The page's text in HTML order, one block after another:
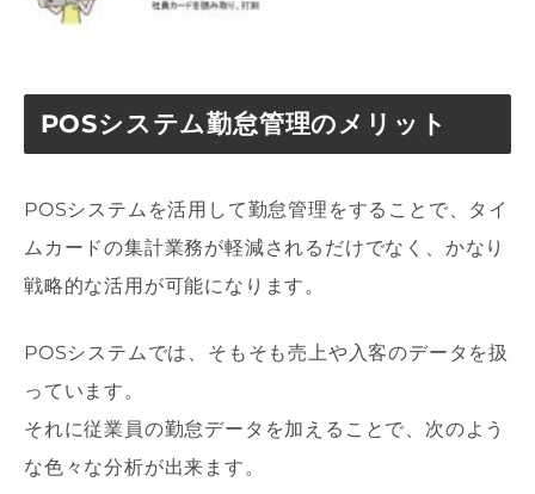
POSシステム勤怠管理のメリット
POSシステムを活用して勤怠管理をすることで、タイ
ムカードの集計業務が軽減されるだけでなく、かなり
戦略的な活用が可能になります。
POSシステムでは、そもそも売上や入客のデータを扱
っています。
それに従業員の勤怠データを加えることで、次のよう
な色々な分析が出来ます。